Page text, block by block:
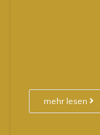
mehr lesen